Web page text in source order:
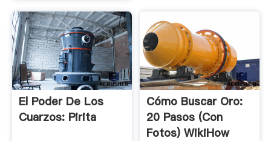
El Poder De Los
Cuarzos: Pirita
Cómo Buscar Oro:
20 Pasos (con
Fotos) WikiHow